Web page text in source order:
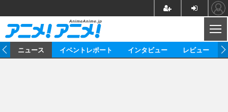
ニュース イベントレポート インタビュー レビュー